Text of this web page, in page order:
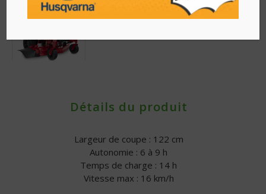
Détails du produit
Largeur de coupe : 122 cm
Autonomie : 6 à 9 h
Temps de charge : 14 h
Vitesse max : 16 km/h